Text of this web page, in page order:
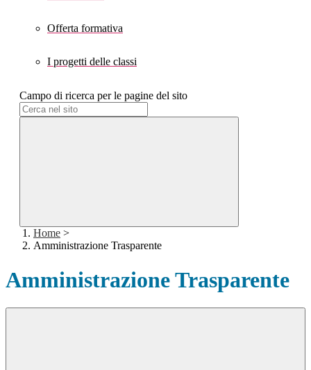
Offerta formativa
I progetti delle classi
Campo di ricerca per le pagine del sito
Home >
Amministrazione Trasparente
Amministrazione Trasparente